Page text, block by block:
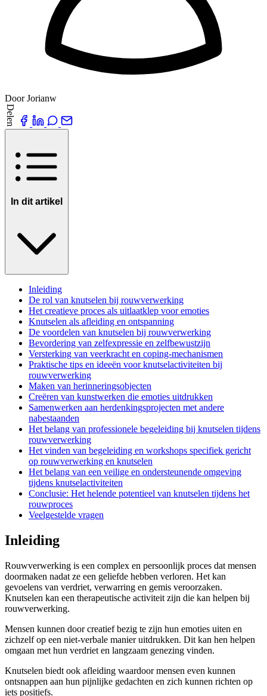
Door Jorianw
Delen
In dit artikel
Inleiding
De rol van knutselen bij rouwverwerking
Het creatieve proces als uitlaatklep voor emoties
Knutselen als afleiding en ontspanning
De voordelen van knutselen bij rouwverwerking
Bevordering van zelfexpressie en zelfbewustzijn
Versterking van veerkracht en coping-mechanismen
Praktische tips en ideeën voor knutselactiviteiten bij
rouwverwerking
Maken van herinneringsobjecten
Creëren van kunstwerken die emoties uitdrukken
Samenwerken aan herdenkingsprojecten met andere
nabestaanden
Het belang van professionele begeleiding bij knutselen tijdens
rouwverwerking
Het vinden van begeleiding en workshops specifiek gericht
op rouwverwerking en knutselen
Het belang van een veilige en ondersteunende omgeving
tijdens knutselactiviteiten
Conclusie: Het helende potentieel van knutselen tijdens het
rouwproces
Veelgestelde vragen
Inleiding
Rouwverwerking is een complex en persoonlijk proces dat mensen
doormaken nadat ze een geliefde hebben verloren. Het kan
gevoelens van verdriet, verwarring en gemis veroorzaken.
Knutselen kan een therapeutische activiteit zijn die kan helpen bij
rouwverwerking.
Mensen kunnen door creatief bezig te zijn hun emoties uiten en
zichzelf op een niet-verbale manier uitdrukken. Dit kan hen helpen
omgaan met hun verdriet en langzaam genezing vinden.
Knutselen biedt ook afleiding waardoor mensen even kunnen
ontsnappen aan hun pijnlijke gedachten en zich kunnen richten op
iets positiefs.